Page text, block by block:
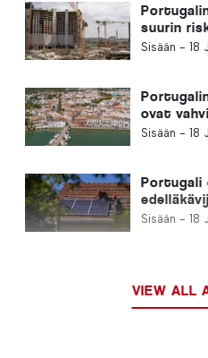
suurin
Sisään - 18
ovat
unohda!
Sisään - 18
Portugali
kotimme
Sisään - 18
VIEW ALL